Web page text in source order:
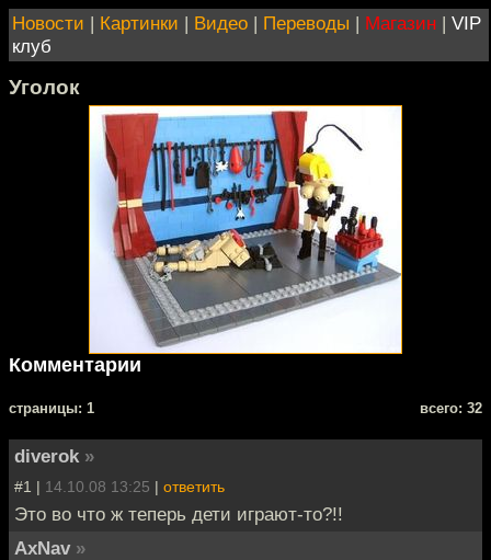
Новости | Картинки | Видео | Переводы | Магазин | VIP
клуб
Уголок
Комментарии
cтраницы: 1 всего: 32
diverok »
#1 | 14.10.08 13:25 | ответить
Это во что ж теперь дети играют-то?!!
AxNav »